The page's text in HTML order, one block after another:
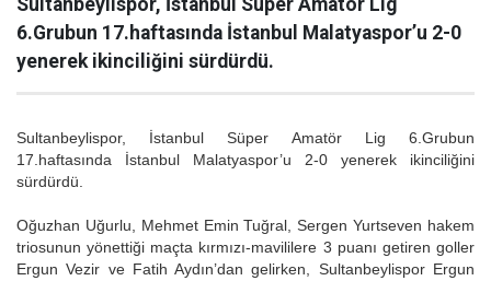
Sultanbeylispor, İstanbul Süper Amatör Lig
6.Grubun 17.haftasında İstanbul Malatyaspor’u 2-0
yenerek ikinciliğini sürdürdü.
Sultanbeylispor, İstanbul Süper Amatör Lig 6.Grubun
17.haftasında İstanbul Malatyaspor’u 2-0 yenerek ikinciliğini
sürdürdü.
Oğuzhan Uğurlu, Mehmet Emin Tuğral, Sergen Yurtseven hakem
triosunun yönettiği maçta kırmızı-mavililere 3 puanı getiren goller
Ergun Vezir ve Fatih Aydın’dan gelirken, Sultanbeylispor Ergun